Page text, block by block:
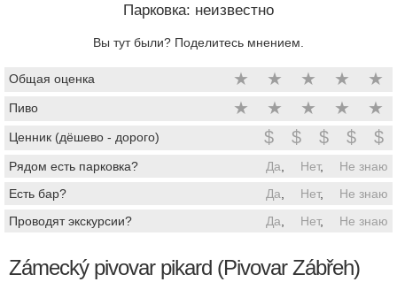
Парковка: неизвестно
Вы тут были? Поделитесь мнением.
Общая оценка ★ ★ ★ ★ ★
Пиво ★ ★ ★ ★ ★
Ценник (дёшево - дорого) $ $ $ $ $
Рядом есть парковка? Да Нет,
Не знаю
Есть бар?
Да Нет,
Не знаю
Проводят экскурсии?
Да Нет, Не знаю
Zámecký pivovar pikard (Pivovar Zábřeh)